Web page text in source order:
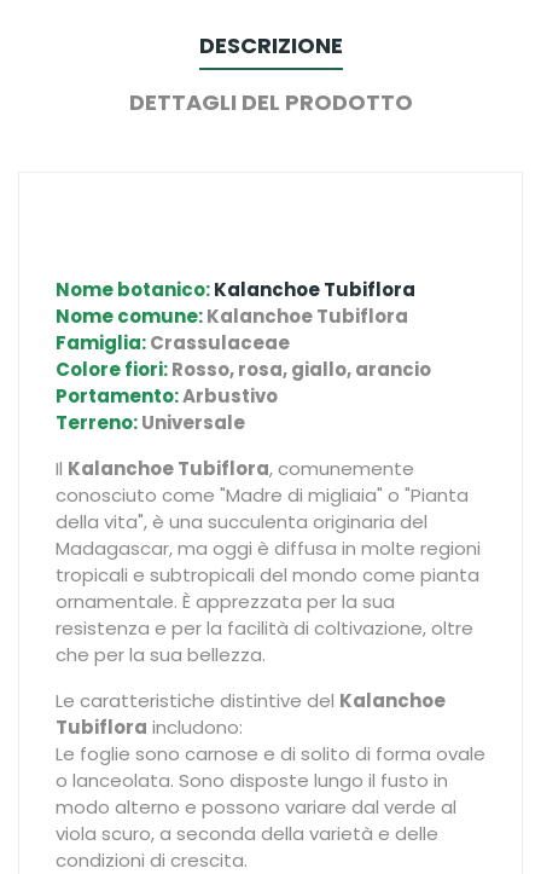
DESCRIZIONE
DETTAGLI DEL PRODOTTO
Nome botanico:Kalanchoe Tubiflora
Nome comune:Kalanchoe Tubiflora
Famiglia:Crassulaceae
Colore fiori:Rosso, rosa, giallo, arancio
Portamento:Arbustivo
Terreno:Universale
Il Kalanchoe Tubiflora, comunemente
conosciuto come "Madre di migliaia" o "Pianta
della vita", è una succulenta originaria del
Madagascar, ma oggi è diffusa in molte regioni
tropicali e subtropicali del mondo come pianta
ornamentale. È apprezzata per la sua
resistenza e per la facilità di coltivazione, oltre
che per la sua bellezza.
Le caratteristiche distintive del Kalanchoe
Tubiflora includono:
Le foglie sono carnose e di solito di forma ovale
o lanceolata. Sono disposte lungo il fusto in
modo alterno e possono variare dal verde al
viola scuro, a seconda della varietà e delle
condizioni di crescita.